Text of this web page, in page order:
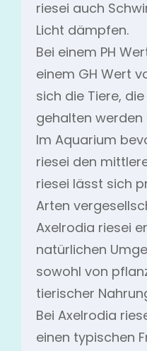
riesei auch
Licht dämpfen.
Bei einem PH
einem GH Wert
sich die Tiere,
gehalten werden
Im Aquarium
riesei den
riesei lässt sich
Arten
Axelrodia riesei
natürlichen
sowohl von
tierischer
Bei Axelrodia
einen typischen